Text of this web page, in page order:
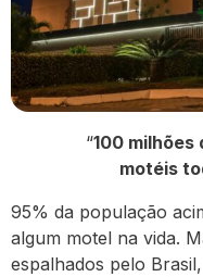
“100
motéis
95% da população
algum motel na vida.
espalhados pelo